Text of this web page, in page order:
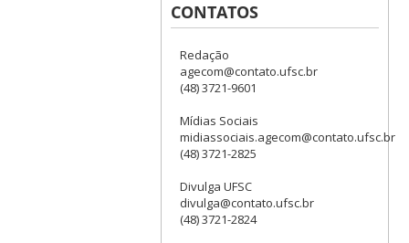
CONTATOS
Redação
agecom@contato.ufsc.br
(48) 3721-9601
Mídias Sociais
midiassociais.agecom@contato.ufsc.br
(48) 3721-2825
Divulga UFSC
divulga@contato.ufsc.br
(48) 3721-2824